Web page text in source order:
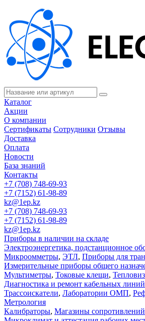
Каталог
Акции
О компании
Сертификаты Сотрудники Отзывы
Доставка
Оплата
Новости
База знаний
Контакты
+7 (708) 748-69-93
+7 (7152) 61-98-89
kz@1ep.kz
+7 (708) 748-69-93
+7 (7152) 61-98-89
kz@1ep.kz
Приборы в наличии на складе
Электроэнергетика, подстанционное
Микроомметры, ЭТЛ, Приборы для
Измерительные приборы общего
Мультиметры, Токовые клещи,
Диагностика и ремонт кабельных линий
Трассоискатели, Лаборатории ОМП,
Метрология
Калибраторы, Магазины сопротивлений